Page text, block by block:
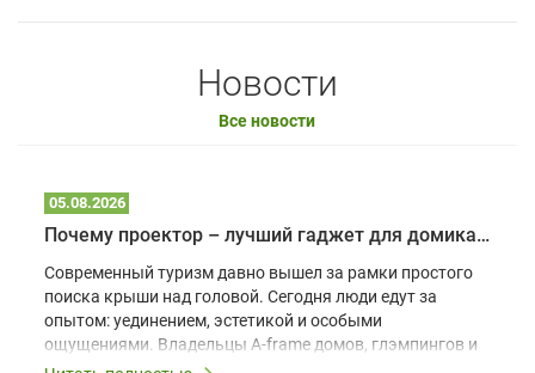
Новости
Все новости
05.08.2026
Почему проектор – лучший гаджет для домика в глэмпинге
Современный туризм давно вышел за рамки простого
поиска крыши над головой. Сегодня люди едут за
опытом: уединением, эстетикой и особыми
ощущениями. Владельцы A-frame домов, глэмпингов и
шале понимают, что конкуренция растет, и